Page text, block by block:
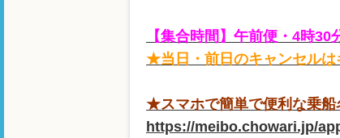
【集合時間】午前便・4時
★当日・前日のキャンセルは
★スマホで簡単で便利な乗船
https://meibo.chowari.jp/